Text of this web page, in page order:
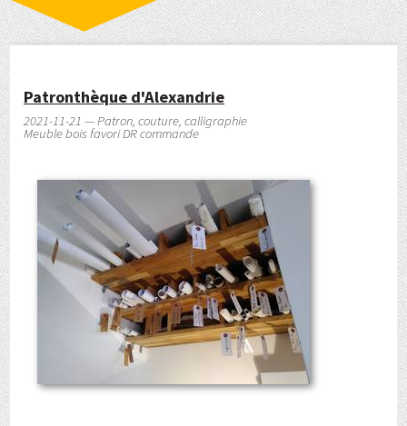
Patronthèque d'Alexandrie
2021-11-21 — Patron, couture, calligraphie
Meuble bois favori DR commande